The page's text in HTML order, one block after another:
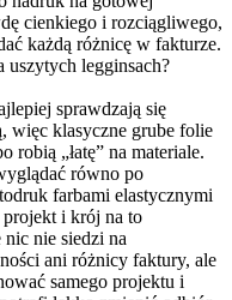
cienkiego i rozciągliwego,
każdą różnicę w fakturze.
legginsach?
sprawdzają się
więc klasyczne grube folie
robią „łatę” na materiale.
równo po
farbami elastycznymi
i krój na to
nie siedzi na
ani różnicy faktury, ale
samego projektu i